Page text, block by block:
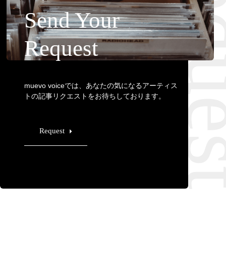
Send Your
Request
muevo voiceでは、あなたの気になるアーティス
トの記事リクエストをお待ちしております。
Request